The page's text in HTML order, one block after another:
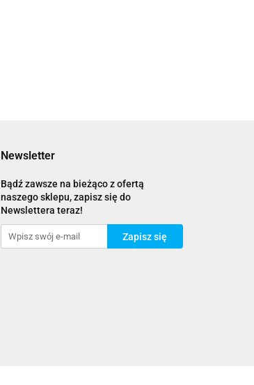
Newsletter
Bądź zawsze na bieżąco z ofertą
naszego sklepu, zapisz się do
Newslettera teraz!